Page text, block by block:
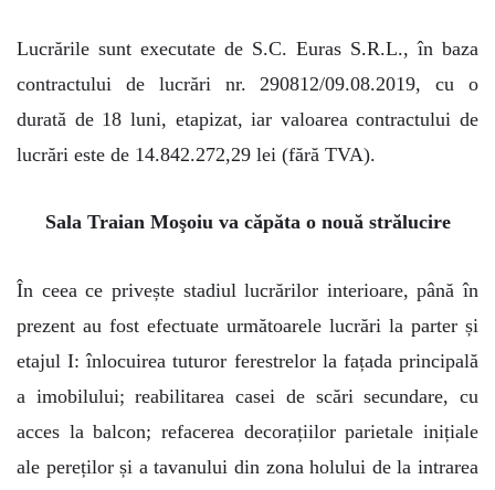
Lucrările sunt executate de S.C. Euras S.R.L., în baza
contractului de lucrări nr. 290812/09.08.2019, cu o
durată de 18 luni, etapizat, iar valoarea contractului de
lucrări este de 14.842.272,29 lei (fără TVA).
Sala Traian Moşoiu va căpăta o nouă strălucire
În ceea ce privește stadiul lucrărilor interioare, până în
prezent au fost efectuate următoarele lucrări la parter și
etajul I: înlocuirea tuturor ferestrelor la fațada principală
a imobilului; reabilitarea casei de scări secundare, cu
acces la balcon; refacerea decorațiilor parietale inițiale
ale pereților și a tavanului din zona holului de la intrarea